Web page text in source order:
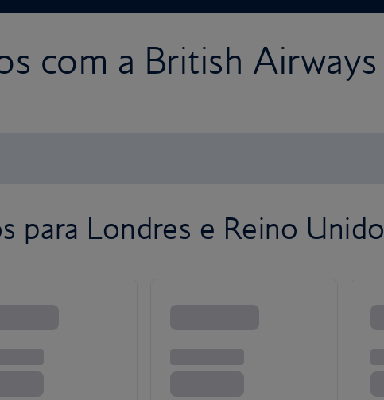
com a British Airways
para Londres e Reino Unido